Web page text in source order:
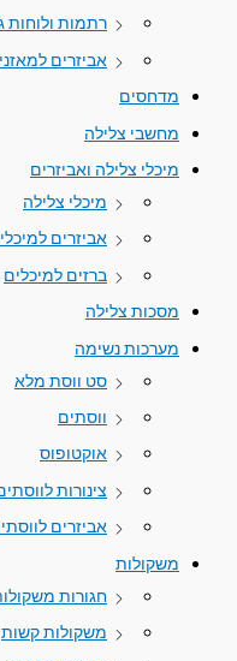
רתמות ולוחות
אביזרים
מדחסים
מחשבי צלילה
מיכלי צלילה ואביזרים
מיכלי צלילה
אביזרים
ברזים למיכלים
מסכות צלילה
מערכות נשימה
סט ווסת מלא
ווסתים
אוקטופוס
צינורות
אביזרים
משקולות
חגורות
משקולות קשות